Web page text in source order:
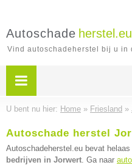
Autoschade herstel.eu
Vind autoschadeherstel bij u in
U bent nu hier: Home » Friesland »
Autoschade herstel
Autoschadeherstel.eu bevat helaas
bedrijven in Jorwert. Ga naar